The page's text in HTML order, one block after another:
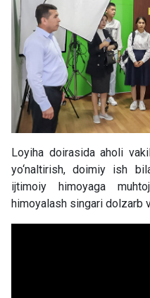
Loyiha doirasida aholi
yo‘naltirish, doimiy ish
ijtimoiy himoyaga
himoyalash singari dolzarb